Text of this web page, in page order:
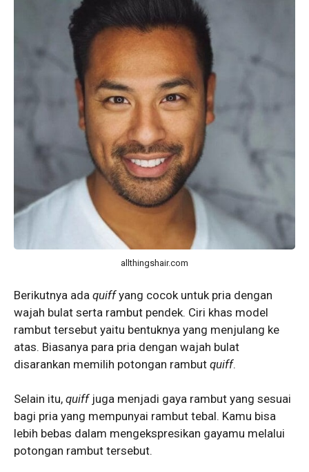
allthingshair.com
Berikutnya ada quiffyang cocok untuk pria dengan
wajah bulat serta rambut pendek. Ciri khas model
rambut tersebut yaitu bentuknya yang menjulang ke
atas. Biasanya para pria dengan wajah bulat
disarankan memilih potongan rambut quiff.
Selain itu, quiffjuga menjadi gaya rambut yang sesuai
bagi pria yang mempunyai rambut tebal. Kamu bisa
lebih bebas dalam mengekspresikan gayamu melalui
potongan rambut tersebut.